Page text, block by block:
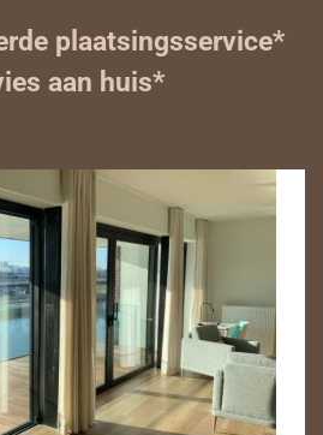
plaatsingsservice*
aan huis*